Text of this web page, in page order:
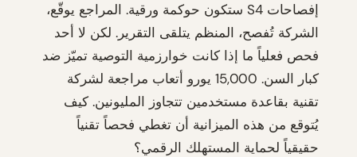
إفصاحات S4 ستكون حوكمة ورقية. المراجع يوقّع،
الشركة تُفصح، المنظم يتلقى التقرير. لكن لا أحد
فحص فعلياً ما إذا كانت خوارزمية التوصية تميّز ضد
كبار السن. 15,000 يورو أتعاب مراجعة لشركة
تقنية بقاعدة مستخدمين تتجاوز المليونين. كيف
يُتوقع من هذه الميزانية أن تغطي فحصاً تقنياً
حقيقياً لحماية المستهلك الرقمي؟